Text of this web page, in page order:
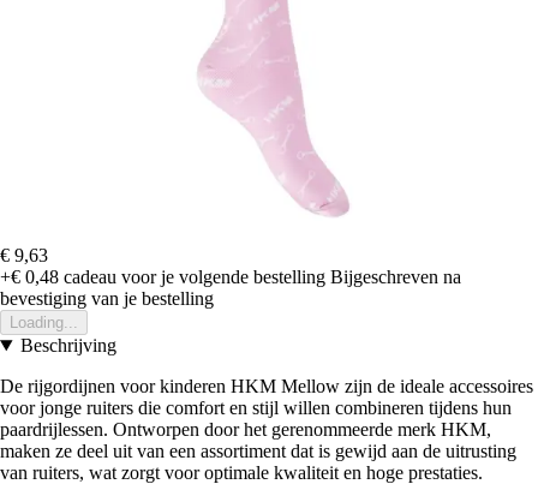
€ 9,63
+€ 0,48 cadeau voor je volgende bestelling Bijgeschreven na
bevestiging van je bestelling
Loading...
Beschrijving
De rijgordijnen voor kinderen HKM Mellow zijn de ideale accessoires
voor jonge ruiters die comfort en stijl willen combineren tijdens hun
paardrijlessen. Ontworpen door het gerenommeerde merk HKM,
maken ze deel uit van een assortiment dat is gewijd aan de uitrusting
van ruiters, wat zorgt voor optimale kwaliteit en hoge prestaties.